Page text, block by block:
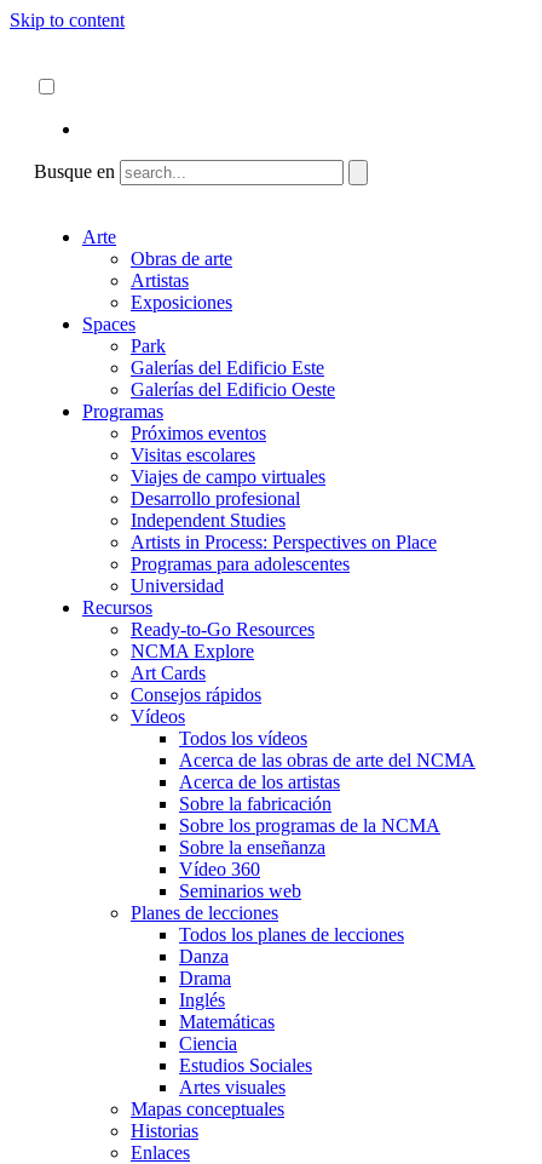
Skip to content
Busque en
Arte
Obras de arte
Artistas
Exposiciones
Spaces
Park
Galerías del Edificio Este
Galerías del Edificio Oeste
Programas
Próximos eventos
Visitas escolares
Viajes de campo virtuales
Desarrollo profesional
Independent Studies
Artists in Process: Perspectives on Place
Programas para adolescentes
Universidad
Recursos
Ready-to-Go Resources
NCMA Explore
Art Cards
Consejos rápidos
Vídeos
Todos los vídeos
Acerca de las obras de arte del NCMA
Acerca de los artistas
Sobre la fabricación
Sobre los programas de la NCMA
Sobre la enseñanza
Vídeo 360
Seminarios web
Planes de lecciones
Todos los planes de lecciones
Danza
Drama
Inglés
Matemáticas
Ciencia
Estudios Sociales
Artes visuales
Mapas conceptuales
Historias
Enlaces